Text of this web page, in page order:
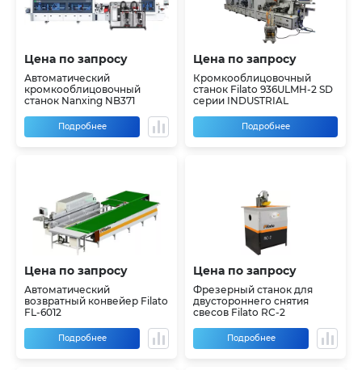
Цена по запросу
Автоматический
кромкооблицовочный
станок Nanxing NB371
Подробнее
Цена по запросу
Кромкооблицовочный
станок Filato 936ULMH-2 SD
серии INDUSTRIAL
Подробнее
Цена по запросу
Автоматический
возвратный конвейер Filato
FL-6012
Подробнее
Цена по запросу
Фрезерный станок для
двустороннего снятия
свесов Filato RC-2
Подробнее